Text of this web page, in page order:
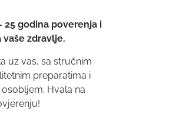
25 godina poverenja i
vaše zdravlje.
uz vas, sa stručnim
preparatima i
Hvala na